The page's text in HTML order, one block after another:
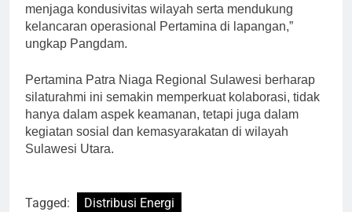
menjaga kondusivitas wilayah serta mendukung
kelancaran operasional Pertamina di lapangan,”
ungkap Pangdam.
Pertamina Patra Niaga Regional Sulawesi berharap
silaturahmi ini semakin memperkuat kolaborasi, tidak
hanya dalam aspek keamanan, tetapi juga dalam
kegiatan sosial dan kemasyarakatan di wilayah
Sulawesi Utara.
Tagged:
Distribusi Energi